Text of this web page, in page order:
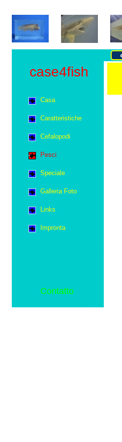
case4fish
Casa
Caratteristiche
Cefalopodi
Pesci
Speciale
Galleria Foto
Links
Impronta
Contatto